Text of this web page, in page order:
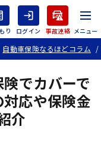
り ログイン 事故連絡
自動車保険なるほどコラム
でカバーで
応や保険金
介